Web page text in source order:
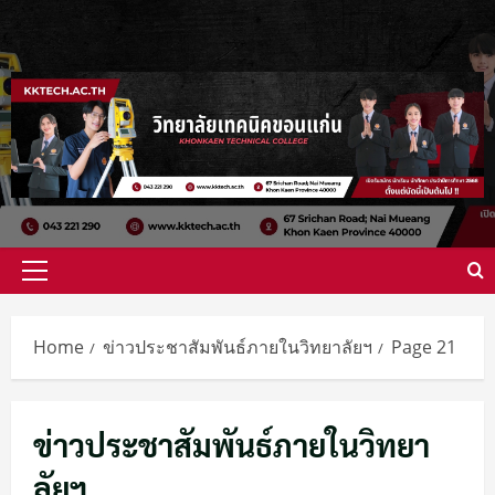
content
Primary
Home ข่าวประชาสัมพันธ์ภายในวิทยาลัยฯ Page 21
ข่าวประชาสัมพันธ์ภายในวิทยา